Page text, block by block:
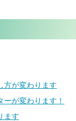
方が変わります
が変わります！
ます